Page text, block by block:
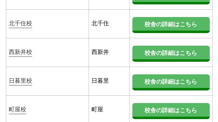
北千住校 北千住 校舎の詳細はこちら
西新井校 西新井 校舎の詳細はこちら
日暮里校 日暮里 校舎の詳細はこちら
町屋校 町屋 校舎の詳細はこちら